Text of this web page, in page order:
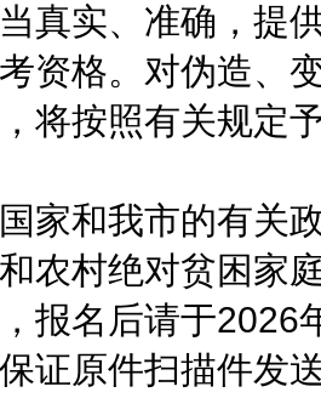
真实、准确，提
资格。对伪造、
将按照有关规定
和我市的有关政
农村绝对贫困家
报名后请于2026
证原件扫描件发